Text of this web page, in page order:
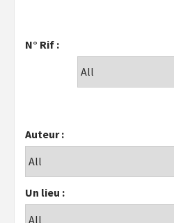
N° Rif :
Auteur :
Un lieu :